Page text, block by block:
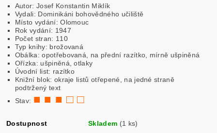
Autor: Josef Konstantin Miklík
Vydali: Dominikáni bohovědného učiliště
Místo vydání: Olomouc
Rok vydání: 1947
Počet stran: 110
Typ knihy: brožovaná
Obálka: opotřebovaná, na přední razítko, mírně ušpiněná
Ořízka: ušpiněná, otlaky
Úvodní list: razítko
Knižní blok: okraje listů otřepené, na jedné straně
podtržený text
Stav: ■ ■ ■ □ □
Dostupnost Skladem (1 ks)